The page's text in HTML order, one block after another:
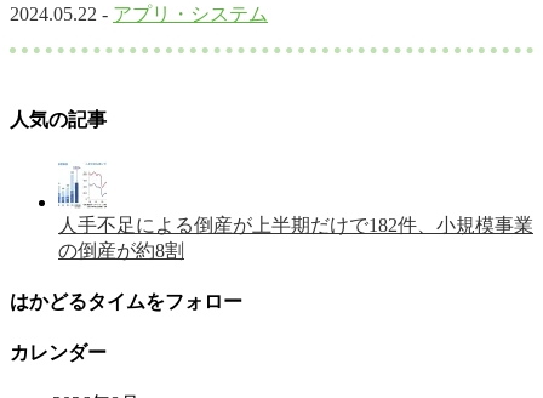
2024.05.22 - アプリ・システム
人気の記事
人手不足による倒産が上半期だけで182件、小規模事業
の倒産が約8割
はかどるタイムをフォロー
カレンダー